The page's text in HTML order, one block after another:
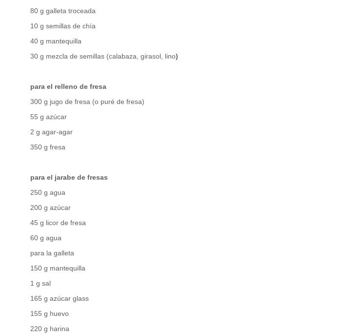
80 g galleta troceada
10 g semillas de chía
40 g mantequilla
30 g mezcla de semillas (calabaza, girasol, lino)
para el relleno de fresa
300 g jugo de fresa (o puré de fresa)
55 g azúcar
2 g agar-agar
350 g fresa
para el jarabe de fresas
250 g agua
200 g azúcar
45 g licor de fresa
60 g agua
para la galleta
150 g mantequilla
1 g sal
165 g azúcar glass
155 g huevo
220 g harina